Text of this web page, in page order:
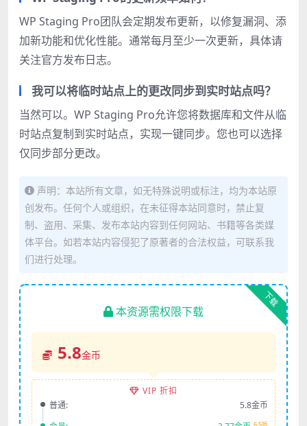
WP Staging Pro团队会定期发布更新，以修复漏洞、添
加新功能和优化性能。通常每月至少一次更新，具体请
关注官方发布日志。
我可以将临时站点上的更改同步到实时站点吗？
当然可以。WP Staging Pro允许您将数据库和文件从临
时站点复制到实时站点，实现一键同步。您也可以选择
仅同步部分更改。
声明：本站所有文章，如无特殊说明或标注，均为本站原
创发布。任何个人或组织，在未征得本站同意时，禁止复
制、盗用、采集、发布本站内容到任何网站、书籍等各类媒
体平台。如若本站内容侵犯了原著者的合法权益，可联系我
们进行处理。
下载
本资源需权限下载
5.8金币
VIP 折扣
普通:
5.8金币
6.5折